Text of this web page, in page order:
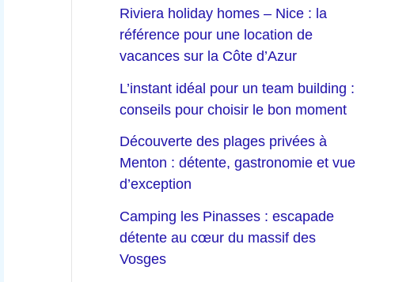
Riviera holiday homes – Nice : la
référence pour une location de
vacances sur la Côte d’Azur
L’instant idéal pour un team building :
conseils pour choisir le bon moment
Découverte des plages privées à
Menton : détente, gastronomie et vue
d’exception
Camping les Pinasses : escapade
détente au cœur du massif des
Vosges